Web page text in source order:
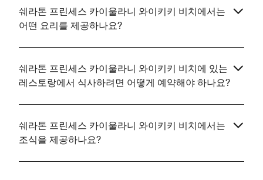
쉐라톤 프린세스 카이울라니 와이키키 비치에서는
어떤 요리를 제공하나요?
쉐라톤 프린세스 카이울라니 와이키키 비치에 있는
레스토랑에서 식사하려면 어떻게 예약해야 하나요?
쉐라톤 프린세스 카이울라니 와이키키 비치에서는
조식을 제공하나요?